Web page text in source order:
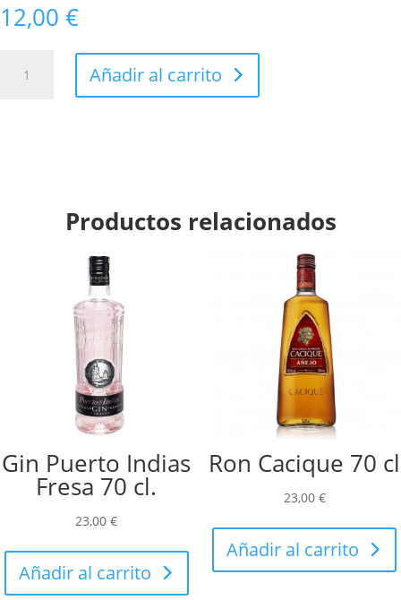
12,00 €
BLANCO
Añadir al carrito
Productos relacionados
Gin Puerto Indias
Fresa 70 cl.
23,00€
Añadir al carrito
Ron Cacique 70 cl
23,00 €
Añadir al carrito